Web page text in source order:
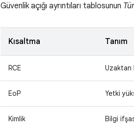
Güvenlik açığı ayrıntıları tablosunun Tür
Kısaltma Tanım
RCE Uzaktan
EoP Yetki
Kimlik Bilgi